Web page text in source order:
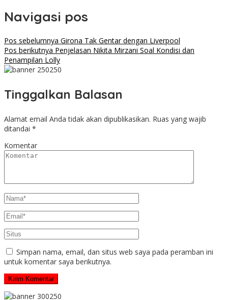
Navigasi pos
Pos sebelumnya Girona Tak Gentar dengan Liverpool
Pos berikutnya Penjelasan Nikita Mirzani Soal Kondisi dan
Penampilan Lolly
Tinggalkan Balasan
Alamat email Anda tidak akan dipublikasikan. Ruas yang wajib
ditandai *
Komentar
Simpan nama, email, dan situs web saya pada peramban ini
untuk komentar saya berikutnya.